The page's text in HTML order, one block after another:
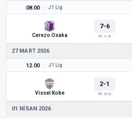
08.00 J1 Lig
Cerezo Osaka
7-6
İY: 1-0
27 MART 2026
12.00 J1 Lig
Vissel Kobe
2-1
İY: 0-0
01 NISAN 2026